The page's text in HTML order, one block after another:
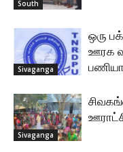
South
Sivaganga
ஒரு
ஊரக
Sivaganga